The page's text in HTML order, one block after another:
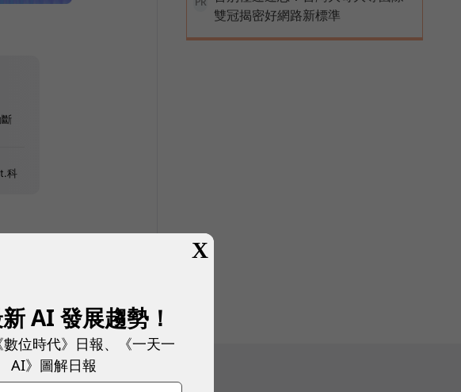
PR
雙冠揭密好網路新標準
X
AI 發展趨勢！
位時代》日報、《一天一
AI》圖解日報